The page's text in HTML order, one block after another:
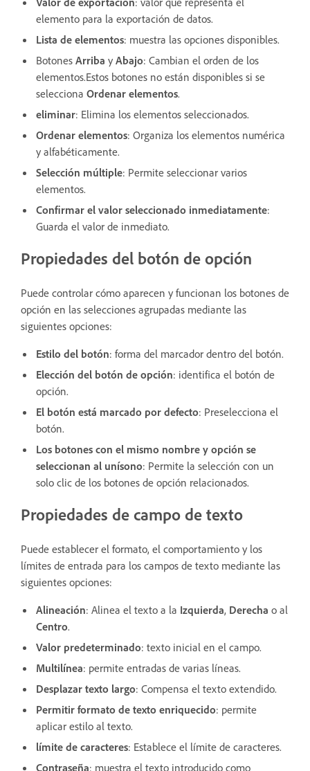
elemento para la exportación de datos.
Lista de elementos: muestra las opciones disponibles.
Botones Arriba y Abajo: Cambian el orden de los
elementos.Estos botones no están disponibles si se
selecciona Ordenar elementos.
eliminar: Elimina los elementos seleccionados.
Ordenar elementos: Organiza los elementos numérica
y alfabéticamente.
Selección múltiple: Permite seleccionar varios
elementos.
Confirmar el valor seleccionado inmediatamente:
Guarda el valor de inmediato.
Propiedades del botón de opción
Puede controlar cómo aparecen y funcionan los botones de
opción en las selecciones agrupadas mediante las
siguientes opciones:
Estilo del botón: forma del marcador dentro del botón.
Elección del botón de opción: identifica el botón de
opción.
El botón está marcado por defecto: Preselecciona el
botón.
Los botones con el mismo nombre y opción se
seleccionan al unísono: Permite la selección con un
solo clic de los botones de opción relacionados.
Propiedades de campo de texto
Puede establecer el formato, el comportamiento y los
límites de entrada para los campos de texto mediante las
siguientes opciones:
Alineación: Alinea el texto a la Izquierda, Derecha o al
Centro.
Valor predeterminado: texto inicial en el campo.
Multilínea: permite entradas de varias líneas.
Desplazar texto largo: Compensa el texto extendido.
Permitir formato de texto enriquecido: permite
aplicar estilo al texto.
límite de caracteres: Establece el límite de caracteres.
Contraseña: muestra el texto introducido como